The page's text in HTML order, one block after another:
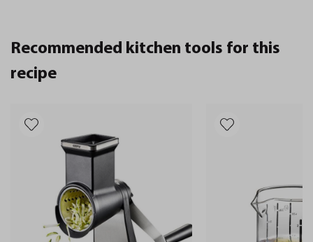
Recommended kitchen tools for this
recipe